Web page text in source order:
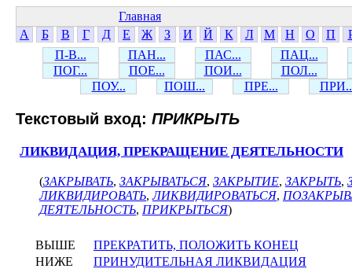
Главная
А
Б В Г Д Е Ж З И Й К Л М Н О П
П-В...
ПАН... ПАС...
ПАЦ...
ПОГ...
ПОЕ... ПОИ...
ПОЛ...
ПОУ...
ПОШ... ПРЕ...
Текстовый вход: ПРИКРЫТЬ
ЛИКВИДАЦИЯ, ПРЕКРАЩЕНИЕ ДЕЯТЕЛЬНОСТИ
(ЗАКРЫВАТЬ, ЗАКРЫВАТЬСЯ, ЗАКРЫТИЕ, ЗАКРЫТЬ,
ЛИКВИДИРОВАТЬ,ЛИКВИДИРОВАТЬСЯ,
ДЕЯТЕЛЬНОСТЬ, ПРИКРЫТЬСЯ)
ВЫШЕ
ПРЕКРАТИТЬ, ПОЛОЖИТЬ КОНЕЦ
НИЖЕ
ПРИНУДИТЕЛЬНАЯ ЛИКВИДАЦИЯ